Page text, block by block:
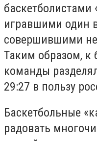
игравшими один
совершившими
Таким образом, к
команды
29:27 в пользу
Баскетбольные
радовать